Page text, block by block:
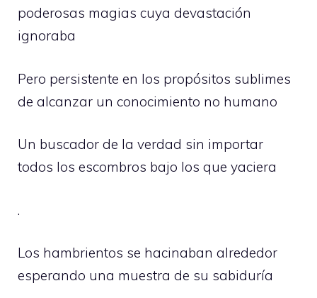
poderosas magias cuya devastación
ignoraba
Pero persistente en los propósitos sublimes
de alcanzar un conocimiento no humano
Un buscador de la verdad sin importar
todos los escombros bajo los que yaciera
.
Los hambrientos se hacinaban alrededor
esperando una muestra de su sabiduría